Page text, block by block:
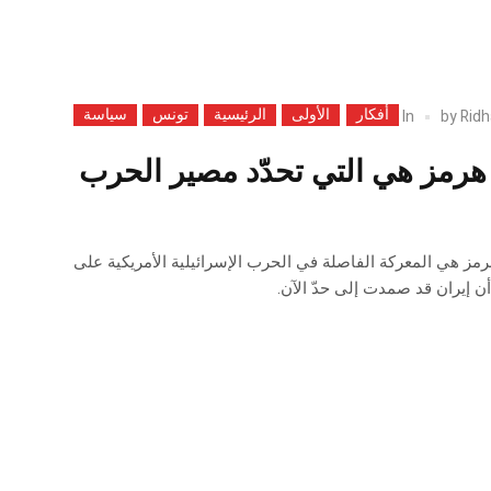
by
In أفكار الأولى الرئيسية تونس سياسة
هي التي تحدّد مصير الحرب
هي المعركة الفاصلة في الحرب الإسرائيلية الأمريكية على
إيران قد صمدت إلى حدّ الآن.